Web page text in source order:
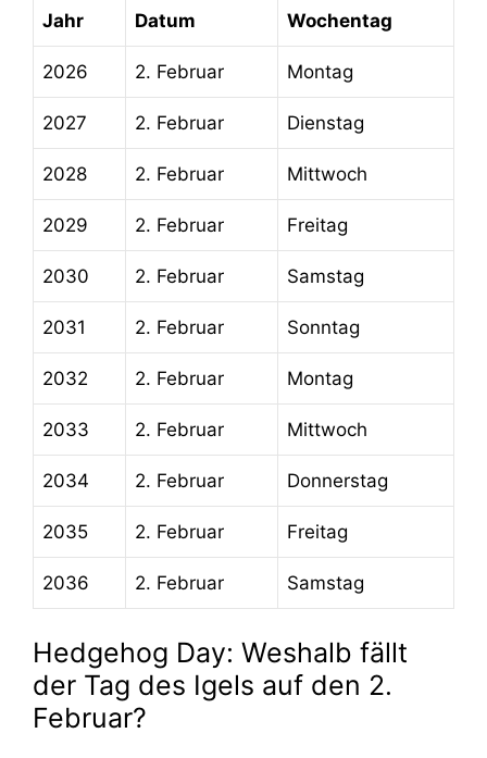
Jahr Datum Wochentag
2026 2. Februar Montag
2027 2. Februar Dienstag
2028 2. Februar Mittwoch
2029 2. Februar Freitag
2030 2. Februar Samstag
2031 2. Februar Sonntag
2032 2. Februar Montag
2033 2. Februar Mittwoch
2034 2. Februar Donnerstag
2035 2. Februar Freitag
2036 2. Februar Samstag
Hedgehog Day: Weshalb fällt
der Tag des Igels auf den 2.
Februar?